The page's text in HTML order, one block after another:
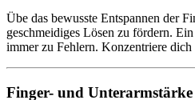
Übe das bewusste Entspannen der
geschmeidiges Lösen zu fördern.
immer zu Fehlern. Konzentriere dich
Finger- und